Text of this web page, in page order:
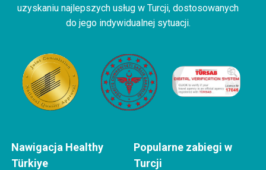
uzyskaniu najlepszych usług w Turcji, dostosowanych
do jego indywidualnej sytuacji.
Nawigacja Healthy
Türkiye
Popularne zabiegi w
Turcji